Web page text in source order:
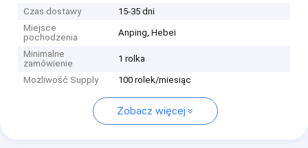
Czas dostawy
15-35 dni
Miejsce
pochodzenia
Anping, Hebei
Minimalne
zamówienie
1 rolka
Możliwość Supply 100 rolek/miesiąc
Zobacz więcej